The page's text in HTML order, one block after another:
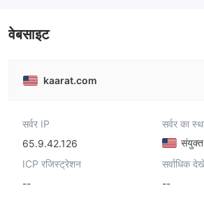
वेबसाइट
kaarat.com
सर्वर IP
65.9.42.126
सर्वर का
संयुक्त
ICP रजिस्ट्रेशन
--
सर्वाधिक
--